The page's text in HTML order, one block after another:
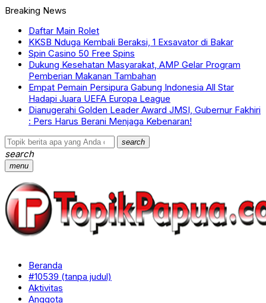
Breaking News
Daftar Main Rolet
KKSB Nduga Kembali Beraksi, 1 Exsavator di Bakar
Spin Casino 50 Free Spins
Dukung Kesehatan Masyarakat, AMP Gelar Program
Pemberian Makanan Tambahan
Empat Pemain Persipura Gabung Indonesia All Star
Hadapi Juara UEFA Europa League
Dianugerahi Golden Leader Award JMSI, Gubernur Fakhiri
: Pers Harus Berani Menjaga Kebenaran!
search
search
menu
Beranda
#10539 (tanpa judul)
Aktivitas
Anggota